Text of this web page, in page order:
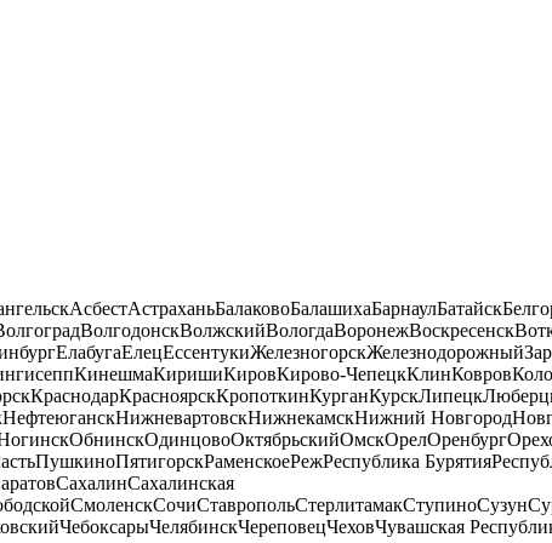
АсбестАстраханьБалаковоБалашихаБарнаулБатайск
ВолгодонскВолжскийВологдаВоронежВоскресенск
ЕлабугаЕлецЕссентукиЖелезногорскЖелезнодорожный
КинешмаКиришиКировКирово-ЧепецкКлинКовров
КраснодарКрасноярскКропоткинКурганКурскЛипецк
НефтеюганскНижневартовскНижнекамскНижний Новгород
ОбнинскОдинцовоОктябрьскийОмскОрелОренбург
ПушкиноПятигорскРаменскоеРежРеспублика Бурятия
СахалинСахалинская
СмоленскСочиСтавропольСтерлитамакСтупиноСузун
ЧебоксарыЧелябинскЧереповецЧеховЧувашская